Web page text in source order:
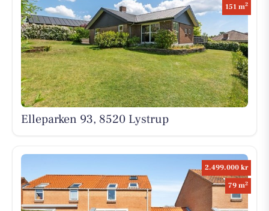
151 m2
Elleparken 93, 8520 Lystrup
2.499.000 kr
79 m2